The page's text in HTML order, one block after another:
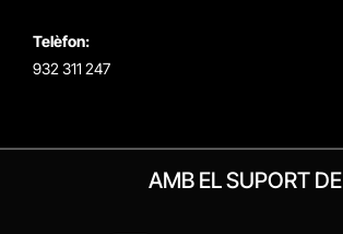
Telèfon:
932 311 247
AMB EL SUPORT DE